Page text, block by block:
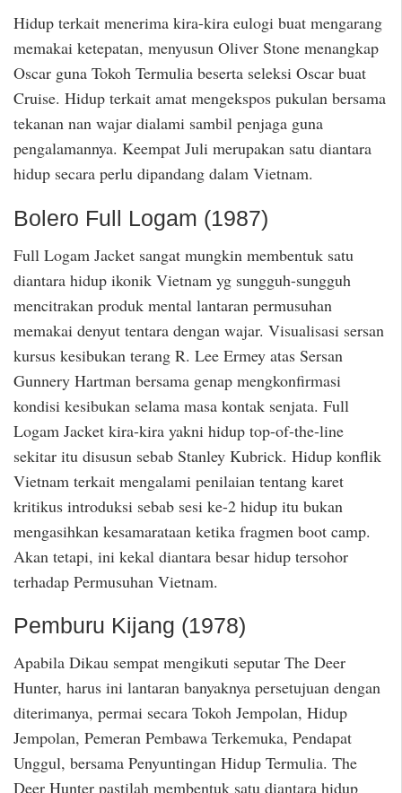
Hidup terkait menerima kira-kira eulogi buat mengarang
memakai ketepatan, menyusun Oliver Stone menangkap
Oscar guna Tokoh Termulia beserta seleksi Oscar buat
Cruise. Hidup terkait amat mengekspos pukulan bersama
tekanan nan wajar dialami sambil penjaga guna
pengalamannya. Keempat Juli merupakan satu diantara
hidup secara perlu dipandang dalam Vietnam.
Bolero Full Logam (1987)
Full Logam Jacket sangat mungkin membentuk satu
diantara hidup ikonik Vietnam yg sungguh-sungguh
mencitrakan produk mental lantaran permusuhan
memakai denyut tentara dengan wajar. Visualisasi sersan
kursus kesibukan terang R. Lee Ermey atas Sersan
Gunnery Hartman bersama genap mengkonfirmasi
kondisi kesibukan selama masa kontak senjata. Full
Logam Jacket kira-kira yakni hidup top-of-the-line
sekitar itu disusun sebab Stanley Kubrick. Hidup konflik
Vietnam terkait mengalami penilaian tentang karet
kritikus introduksi sebab sesi ke-2 hidup itu bukan
mengasihkan kesamarataan ketika fragmen boot camp.
Akan tetapi, ini kekal diantara besar hidup tersohor
terhadap Permusuhan Vietnam.
Pemburu Kijang (1978)
Apabila Dikau sempat mengikuti seputar The Deer
Hunter, harus ini lantaran banyaknya persetujuan dengan
diterimanya, permai secara Tokoh Jempolan, Hidup
Jempolan, Pemeran Pembawa Terkemuka, Pendapat
Unggul, bersama Penyuntingan Hidup Termulia. The
Deer Hunter pastilah membentuk satu diantara hidup